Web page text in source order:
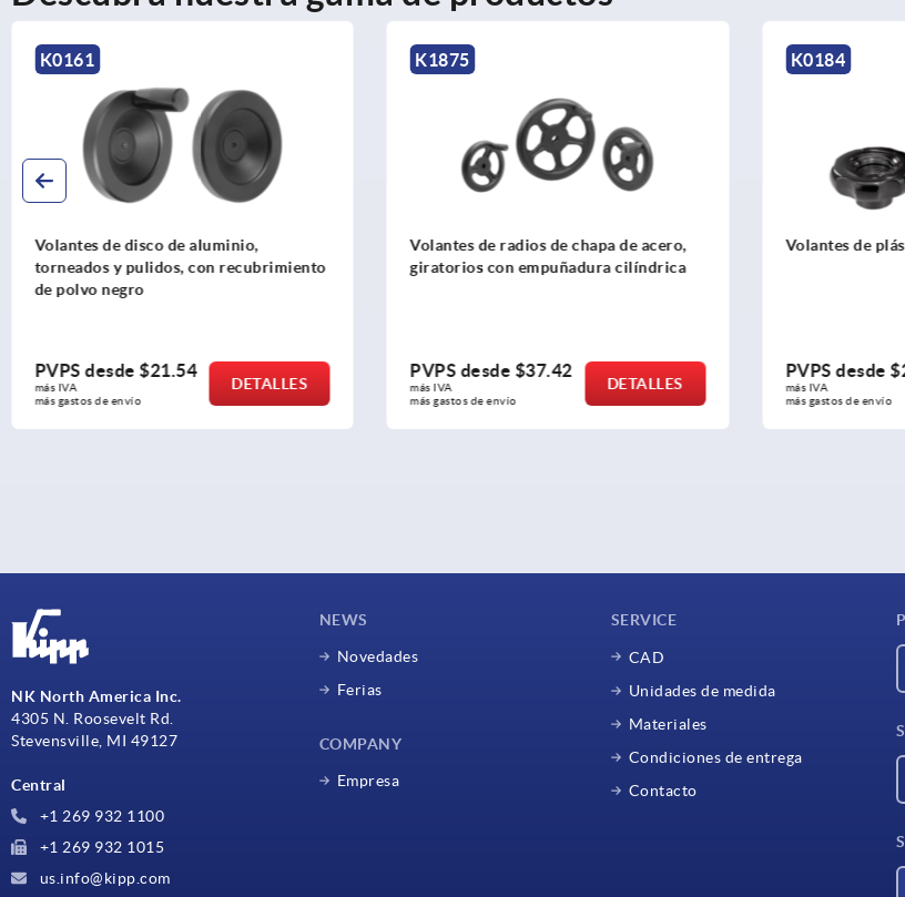
K0161
Volantes de disco de aluminio,
torneados y pulidos, con recubrimiento
de polvo negro
PVPS desde $21.54
más IVA
más gastos de envío
DETALLES
K1875
Volantes de radios de chapa de acero,
giratorios con empuñadura cilíndrica
PVPS desde $37.42
más IVA
más gastos de envío
DETALLES
K0184
Volantes de
PVPS desde
más IVA
más gastos de envío
NK North America Inc.
4305 N. Roosevelt Rd.
Stevensville, MI 49127
Central
+1 269 932 1100
+1 269 932 1015
us.info@kipp.com
NEWS
Novedades
Ferias
COMPANY
Empresa
SERVICE
CAD
Unidades de medida
Materiales
Condiciones de entrega
Contacto